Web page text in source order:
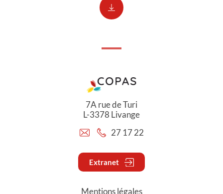
7A rue de Turi
L-3378 Livange
27 17 22
Extranet
Mentions légales